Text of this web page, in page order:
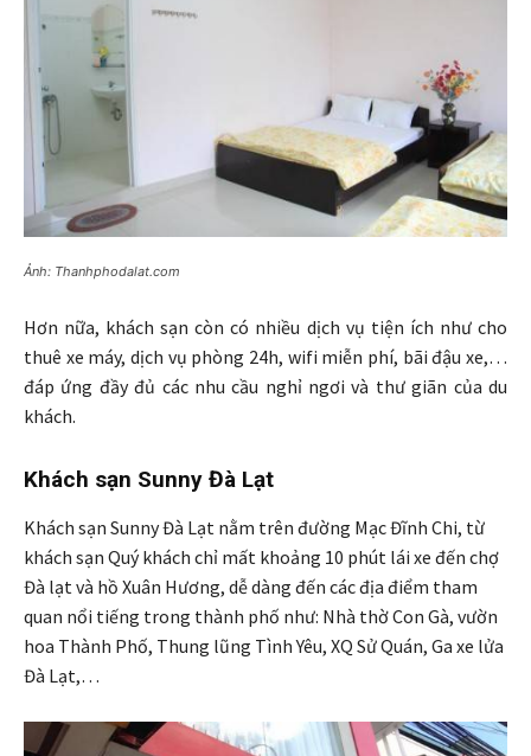
Ảnh: Thanhphodalat.com
Hơn nữa, khách sạn còn có nhiều dịch vụ tiện ích như cho
thuê xe máy, dịch vụ phòng 24h, wifi miễn phí, bãi đậu xe,…
đáp ứng đầy đủ các nhu cầu nghỉ ngơi và thư giãn của du
khách.
Khách sạn Sunny Đà Lạt
Khách sạn Sunny Đà Lạt nằm trên đường Mạc Đĩnh Chi, từ
khách sạn Quý khách chỉ mất khoảng 10 phút lái xe đến chợ
Đà lạt và hồ Xuân Hương, dễ dàng đến các địa điểm tham
quan nổi tiếng trong thành phố như: Nhà thờ Con Gà, vườn
hoa Thành Phố, Thung lũng Tình Yêu, XQ Sử Quán, Ga xe lửa
Đà Lạt,…